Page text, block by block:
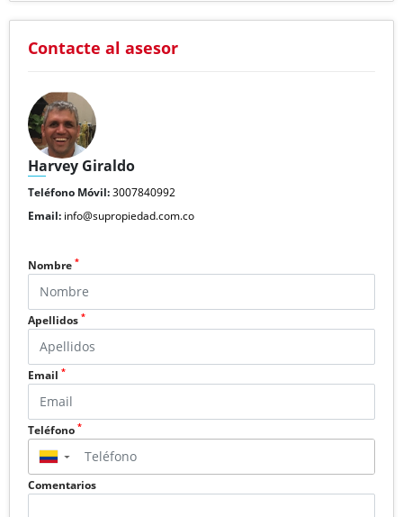
Contacte al asesor
Harvey Giraldo
Teléfono Móvil:3007840992
Email: info@supropiedad.com.co
Nombre *
Apellidos *
Email *
Teléfono *
▼
Comentarios